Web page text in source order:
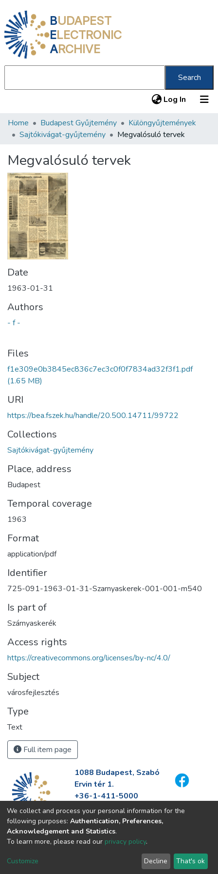
BUDAPEST
ELECTRONIC
ARCHIVE
Search
Log In (current)
Communities & Collections
Statistics
About us
Home Budapest Gyűjtemény
Különgyűjtemények
Sajtókivágat-gyűjtemény
Megvalósuló tervek
Megvalósuló tervek
Date
1963-01-31
Authors
- f -
Files
f1e309e0b3845ec836c7ec3c0f0f7834ad32f3f1.pdf
(1.65 MB)
URI
https://bea.fszek.hu/handle/20.500.14711/99722
Collections
Sajtókivágat-gyűjtemény
Place, address
Budapest
Temporal coverage
1963
Format
application/pdf
Identifier
725-091-1963-01-31-Szarnyaskerek-001-001-m540
Is part of
Szárnyaskerék
Access rights
https://creativecommons.org/licenses/by-nc/4.0/
Subject
városfejlesztés
Type
Text
Full item page
1088 Budapest, Szabó
Ervin tér 1.
+36-1-411-5000
info@fszek.hu
https://fszek.hu
We collect and process your personal information for the
following purposes: Authentication, Preferences,
Acknowledgement and Statistics.
To learn more, please read our privacy policy.
Customize Decline That's ok